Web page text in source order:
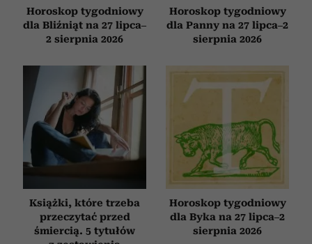
Horoskop tygodniowy
dla Bliźniąt na 27 lipca–
2 sierpnia 2026
Horoskop tygodniowy
dla Panny na 27 lipca–2
sierpnia 2026
Książki, które trzeba
przeczytać przed
śmiercią. 5 tytułów
Horoskop tygodniowy
dla Byka na 27 lipca–2
sierpnia 2026